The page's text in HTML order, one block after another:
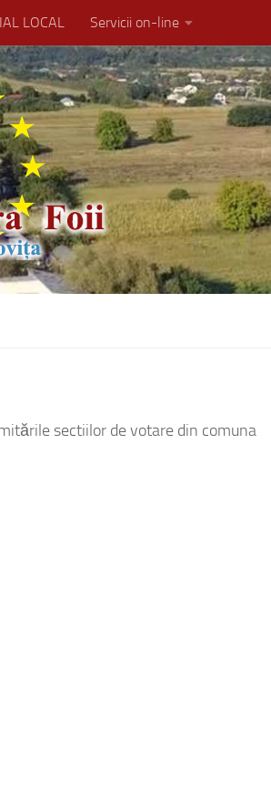
LOCAL Servicii on-line
sectiilor de votare din comuna